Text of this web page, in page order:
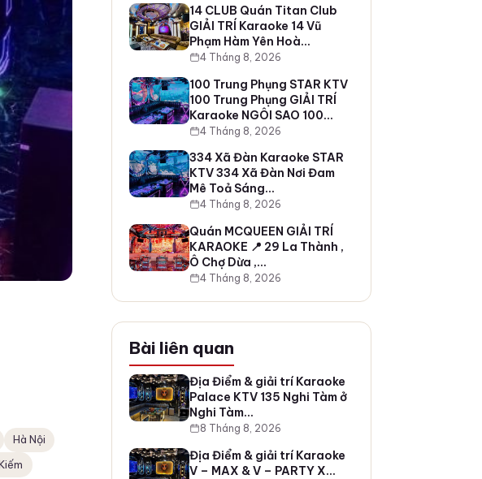
Hà Nội
14 CLUB Quán Titan Club
GIẢI TRÍ Karaoke 14 Vũ
Phạm Hàm Yên Hoà…
4 Tháng 8, 2026
100 Trung Phụng STAR KTV
100 Trung Phụng GIẢI TRÍ
Karaoke NGÔI SAO 100…
4 Tháng 8, 2026
334 Xã Đàn Karaoke STAR
KTV 334 Xã Đàn Nơi Đam
Mê Toả Sáng…
4 Tháng 8, 2026
Quán MCQUEEN GIẢI TRÍ
KARAOKE 📍 29 La Thành ,
Ô Chợ Dừa ,…
4 Tháng 8, 2026
Bài liên quan
Địa Điểm & giải trí Karaoke
Palace KTV 135 Nghi Tàm ở
Nghi Tàm…
8 Tháng 8, 2026
Địa Điểm & giải trí Karaoke
V – MAX & V – PARTY X…